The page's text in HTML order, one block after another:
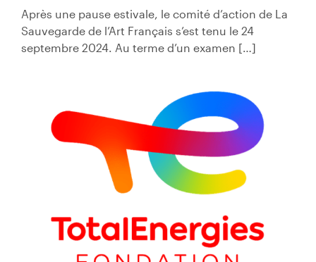
Après une pause estivale, le comité d’action de La
Sauvegarde de l’Art Français s’est tenu le 24
septembre 2024. Au terme d’un examen […]